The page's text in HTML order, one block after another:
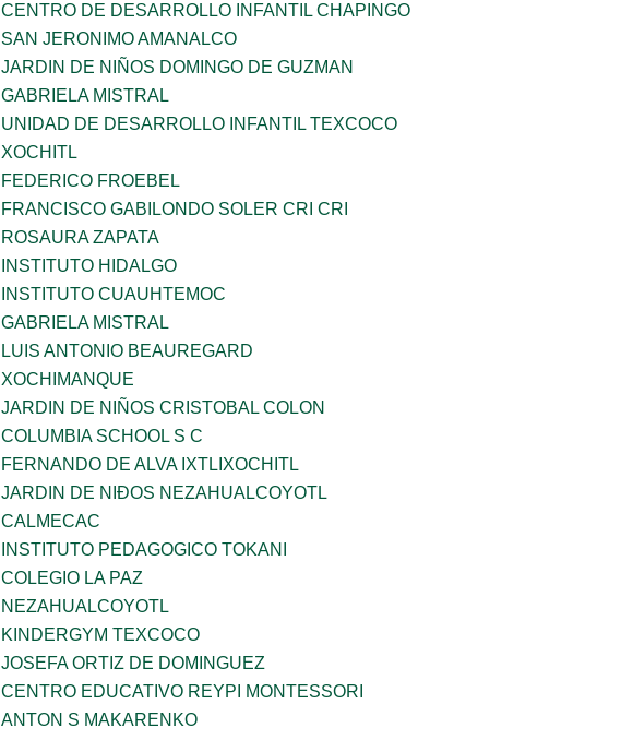
CENTRO DE DESARROLLO INFANTIL CHAPINGO
SAN JERONIMO AMANALCO
JARDIN DE NIÑOS DOMINGO DE GUZMAN
GABRIELA MISTRAL
UNIDAD DE DESARROLLO INFANTIL TEXCOCO
XOCHITL
FEDERICO FROEBEL
FRANCISCO GABILONDO SOLER CRI CRI
ROSAURA ZAPATA
INSTITUTO HIDALGO
INSTITUTO CUAUHTEMOC
GABRIELA MISTRAL
LUIS ANTONIO BEAUREGARD
XOCHIMANQUE
JARDIN DE NIÑOS CRISTOBAL COLON
COLUMBIA SCHOOL S C
FERNANDO DE ALVA IXTLIXOCHITL
JARDIN DE NIÐOS NEZAHUALCOYOTL
CALMECAC
INSTITUTO PEDAGOGICO TOKANI
COLEGIO LA PAZ
NEZAHUALCOYOTL
KINDERGYM TEXCOCO
JOSEFA ORTIZ DE DOMINGUEZ
CENTRO EDUCATIVO REYPI MONTESSORI
ANTON S MAKARENKO